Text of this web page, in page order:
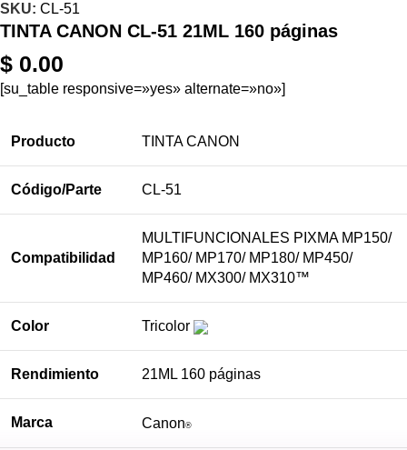
SKU: CL-51
TINTA CANON CL-51 21ML 160 páginas
$ 0.00
[su_table responsive=»yes» alternate=»no»]
Producto TINTA CANON
Código/Parte CL-51
Compatibilidad
MULTIFUNCIONALES PIXMA MP150/
MP160/ MP170/ MP180/ MP450/
MP460/ MX300/ MX310™
Color Tricolor
Rendimiento 21ML 160 páginas
Marca Canon®